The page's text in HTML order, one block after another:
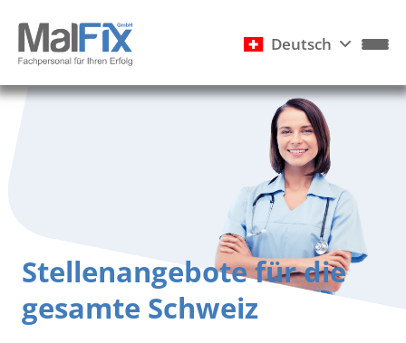
Deutsch
Stellenangebote für die
gesamte Schweiz